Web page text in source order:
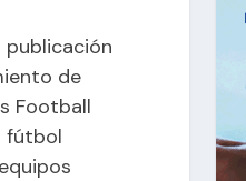
publicación
de
Football
fútbol